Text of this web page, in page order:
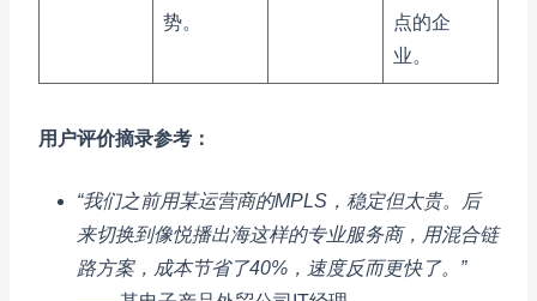
势。
点的企
业。
用户评价摘录参考：
“我们之前用某运营商的MPLS，稳定但太贵。后
来切换到像悦播出海这样的专业服务商，用混合链
路方案，成本节省了40%，速度反而更快了。”